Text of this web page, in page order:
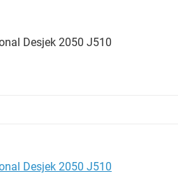
Desjek 2050 J510
Desjek 2050 J510